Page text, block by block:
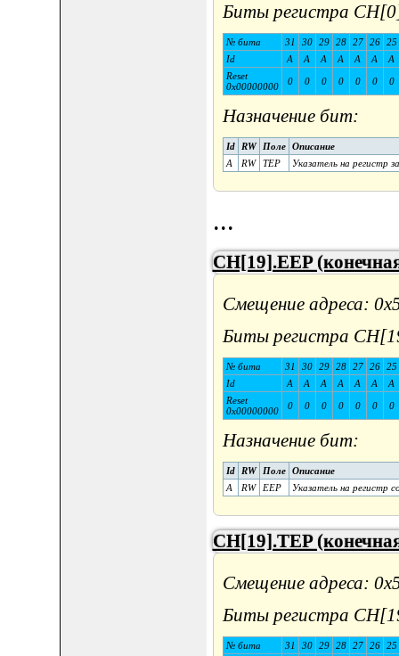
Биты регистра
№ бита 31 30 29 28 27 26
25
Id
A A A A A A
A
Reset
0x00000000
0 0 0 0 0 0 0
Назначение бит:
Id RW Поле
Описание
A
RW TEP Указатель на регистр
...
CH[19].EEP
Смещение адреса:
Биты регистра
№ бита 31 30 29 28 27 26
25
Id
A A A A A A
A
Reset
0x00000000
0 0 0 0 0 0 0
Назначение бит:
Id RW Поле
Описание
A
RW EEP Указатель на регистр
CH[19].TEP
Смещение адреса:
Биты регистра
№ бита 31 30 29 28 27 26
25